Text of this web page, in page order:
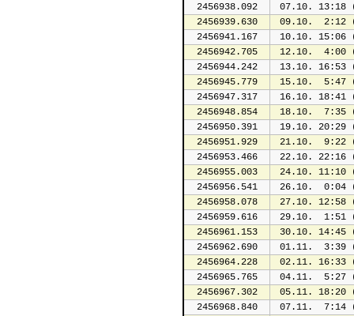
2456938.092
07.10. 13:18
2456939.630
09.10.  2:12
2456941.167
10.10. 15:06
2456942.705
12.10.  4:00
2456944.242
13.10. 16:53
2456945.779
15.10.  5:47
2456947.317
16.10. 18:41
2456948.854
18.10.  7:35
2456950.391
19.10. 20:29
2456951.929
21.10.  9:22
2456953.466
22.10. 22:16
2456955.003
24.10. 11:10
2456956.541
26.10.  0:04
2456958.078
27.10. 12:58
2456959.616
29.10.  1:51
2456961.153
30.10. 14:45
2456962.690
01.11.  3:39
2456964.228
02.11. 16:33
2456965.765
04.11.  5:27
2456967.302
05.11. 18:20
2456968.840
07.11.  7:14